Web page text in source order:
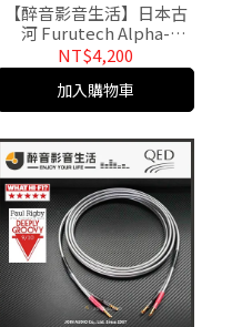
【醉音影音生活】日本古
河 Furutech Alpha-
S14+FP-201 20cm 喇叭跳
線.OCC/成品線.公司貨
NT$4,200
加入購物車